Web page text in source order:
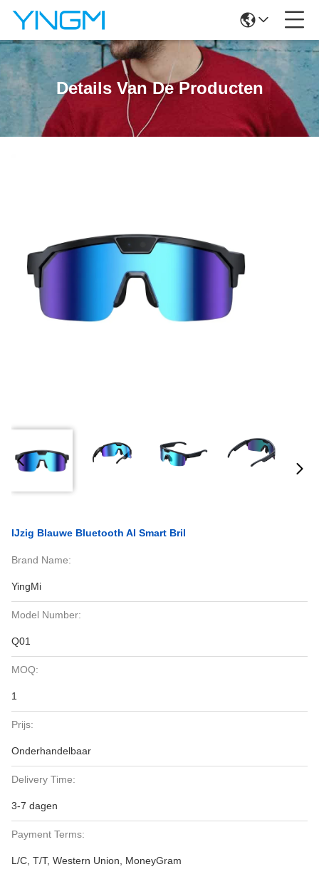
Details Van De Producten
IJzig Blauwe Bluetooth AI Smart Bril
Brand Name:
YingMi
Model Number:
Q01
MOQ:
1
Prijs:
Onderhandelbaar
Delivery Time:
3-7 dagen
Payment Terms:
L/C, T/T, Western Union, MoneyGram